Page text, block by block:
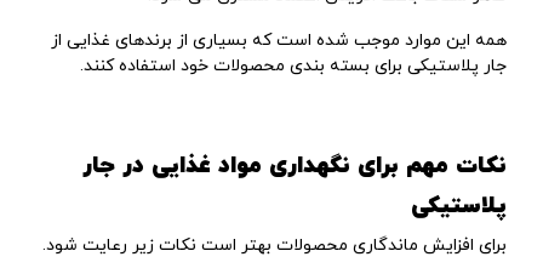
همه این موارد موجب شده است که بسیاری از برندهای غذایی از
جار پلاستیکی برای بسته بندی محصولات خود استفاده کنند.
نکات مهم برای نگهداری مواد غذایی در جار
پلاستیکی
برای افزایش ماندگاری محصولات بهتر است نکات زیر رعایت شود.